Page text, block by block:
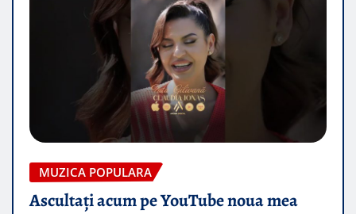
MUZICA POPULARA
Ascultați acum pe YouTube noua mea